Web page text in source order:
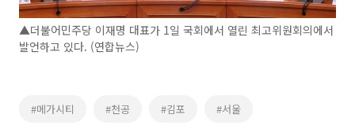
▲더불어민주당 이재명 대표가 1일 국회에서 열린 최고위원회의에서
발언하고 있다. (연합뉴스)
#메가시티 #천공 #김포 #서울